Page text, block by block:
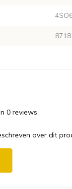
0 reviews
over dit